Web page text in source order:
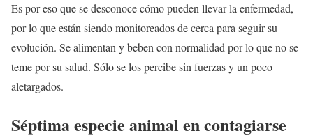
Es por eso que se desconoce cómo pueden llevar la enfermedad,
por lo que están siendo monitoreados de cerca para seguir su
evolución. Se alimentan y beben con normalidad por lo que no se
teme por su salud. Sólo se los percibe sin fuerzas y un poco
aletargados.
Séptima especie animal en contagiarse